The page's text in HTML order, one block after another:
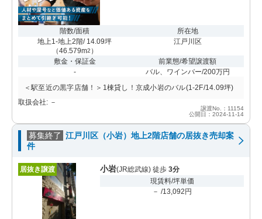
階数/面積
地上1-地上2階/ 14.09坪
（46.579m2 ）
所在地
江戸川区
敷金・保証金
-
前業態/希望譲渡額
バル、ワインバー/200万円
＜駅至近の黒字店舗！＞1棟貸し！京成小岩のバル(1-2F/14.09坪)
取扱会社: －
譲渡No.：11154
公開日：2024-11-14
募集終了 江戸川区（小岩）地上2階店舗の居抜き売却案
件
居抜き譲渡 小岩(JR総武線) 徒歩 3分
現賃料/坪単価
－ /13,092円